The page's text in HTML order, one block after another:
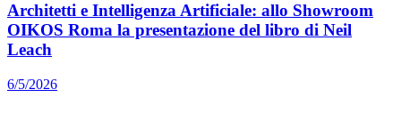
Architetti e Intelligenza Artificiale: allo Showroom
OIKOS Roma la presentazione del libro di Neil
Leach
6/5/2026